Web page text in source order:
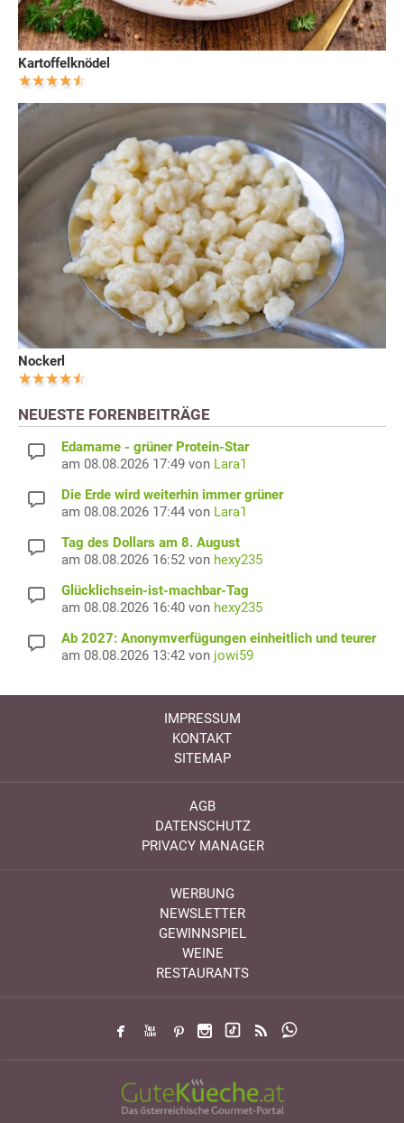
Kartoffelknödel
Nockerl
NEUESTE FORENBEITRÄGE
Edamame - grüner Protein-Star
am 08.08.2026 17:49 von Lara1
Die Erde wird weiterhin immer grüner
am 08.08.2026 17:44 von Lara1
Tag des Dollars am 8. August
am 08.08.2026 16:52 von hexy235
Glücklichsein-ist-machbar-Tag
am 08.08.2026 16:40 von hexy235
Ab 2027: Anonymverfügungen einheitlich und teurer
am 08.08.2026 13:42 von jowi59
IMPRESSUM
KONTAKT
SITEMAP
AGB
DATENSCHUTZ
PRIVACY MANAGER
WERBUNG
NEWSLETTER
GEWINNSPIEL
WEINE
RESTAURANTS